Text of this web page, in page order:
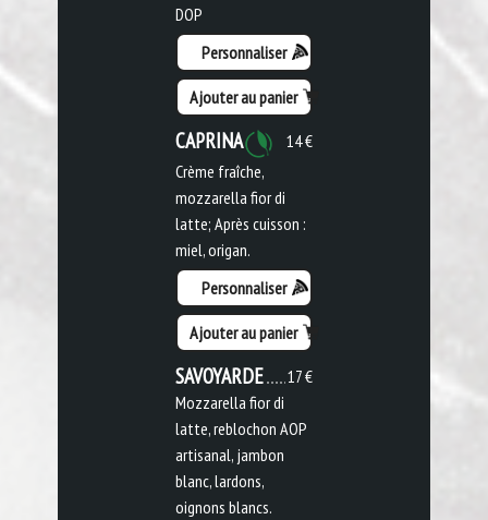
DOP
Personnaliser
Ajouter au panier
14 €
CAPRINA
Crème fraîche,
mozzarella fior di
latte; Après cuisson :
miel, origan.
Personnaliser
Ajouter au panier
17 €
SAVOYARDE
Mozzarella fior di
latte, reblochon AOP
artisanal, jambon
blanc, lardons,
oignons blancs.